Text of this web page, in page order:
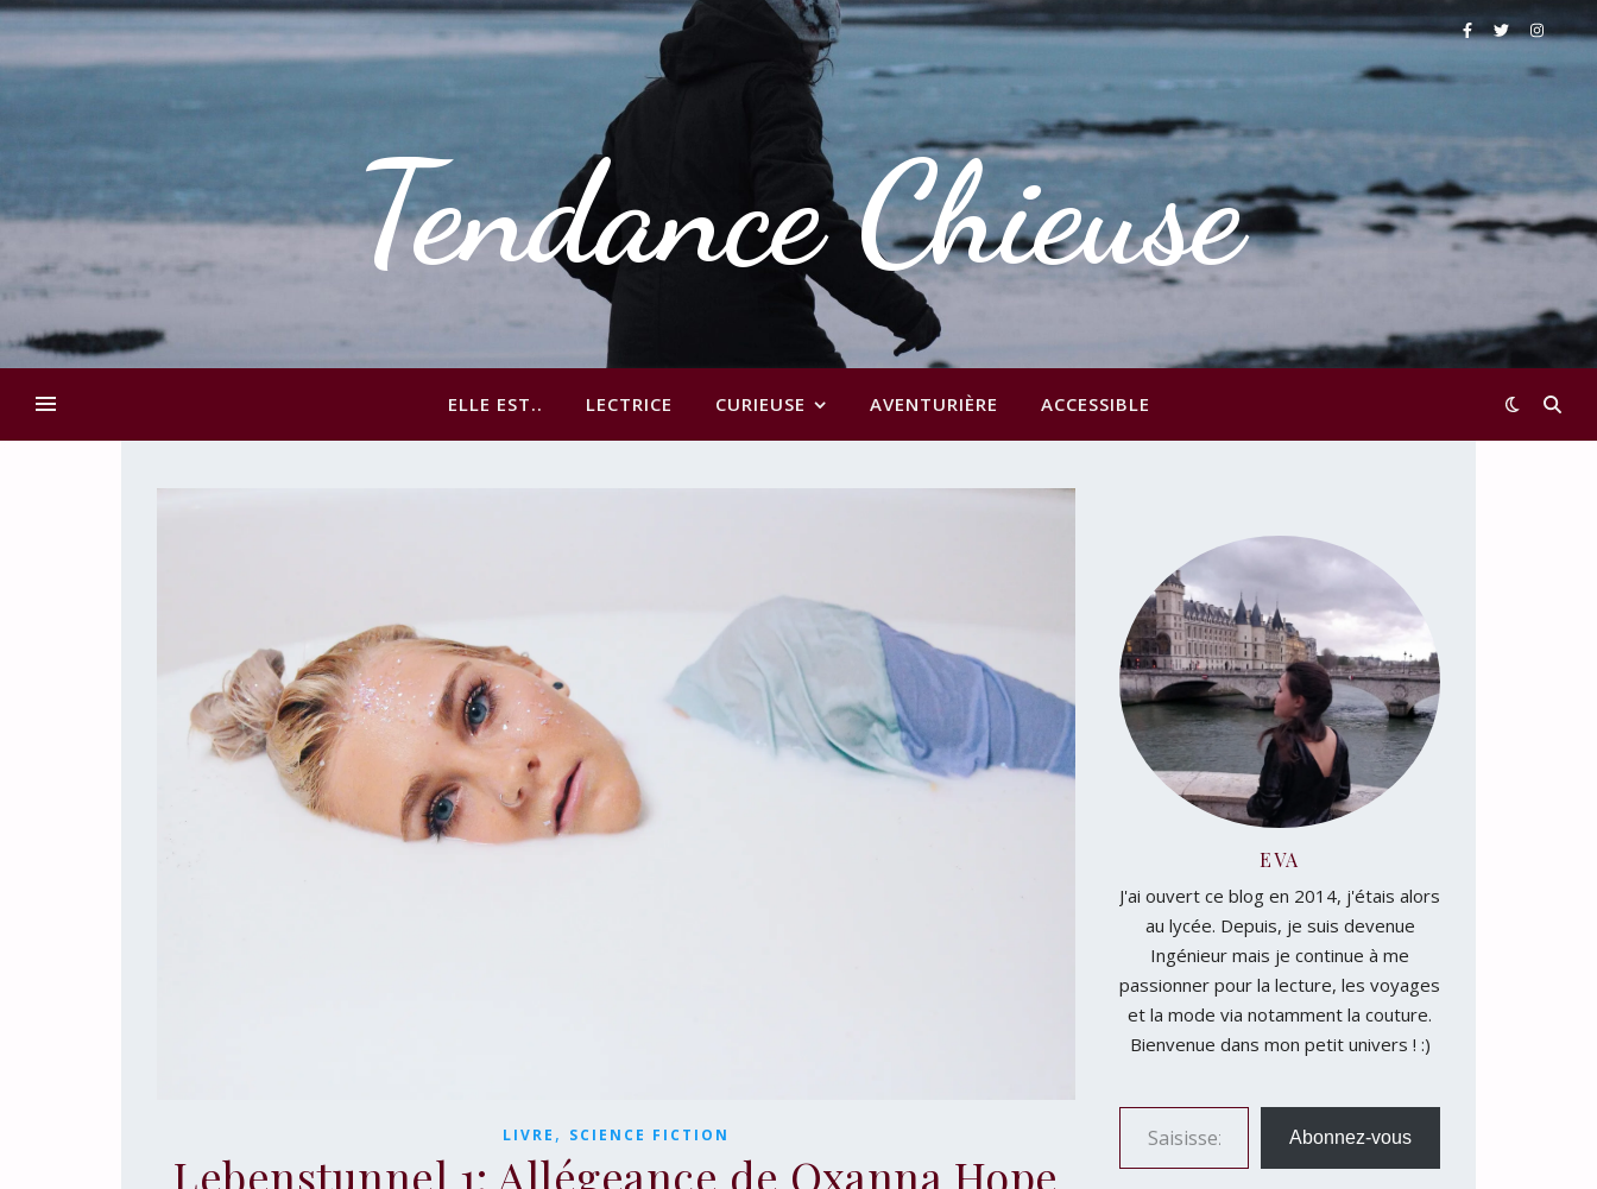
Tendance Chieuse
ELLE EST.. LECTRICE CURIEUSE AVENTURIÈRE ACCESSIBLE
LIVRE , SCIENCE FICTION
Lebenstunnel 1: Allégeance de Oxanna Hope
EVA
J'ai ouvert ce blog en 2014, j'étais alors
au lycée. Depuis, je suis devenue
Ingénieur mais je continue à me
passionner pour la lecture, les voyages
et la mode via notamment la couture.
Bienvenue dans mon petit univers ! :)
Saisissez votre adresse e-mail…
Abonnez-vous